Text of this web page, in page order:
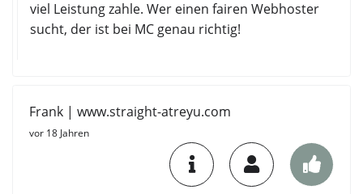
viel Leistung zahle. Wer einen fairen Webhoster
sucht, der ist bei MC genau richtig!
Frank | www.straight-atreyu.com
vor 18 Jahren